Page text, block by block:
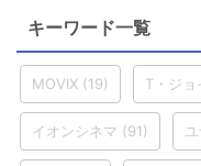
キーワード一覧
MOVIX (19) T・ジョ
イオンシネマ (91)